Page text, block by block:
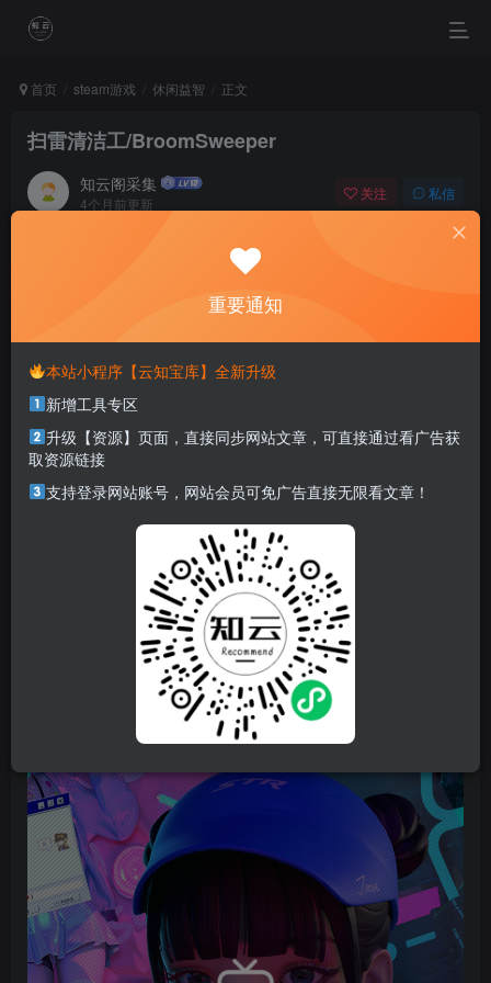
首页 steam游戏 休闲益智 正文
扫雷清洁工/BroomSweeper
知云阁采集
4个月前更新
关注 私信
A good idea without action is worth nothing.
如果没有切实执行，再好的点子也是徒劳
本站部分资源打包为压缩包以方便分享，涉及较多
击解压密码
游戏介绍
《扫雷清洁工（BroomSweeper）》是一款扫雷解谜肉鸽游
戏。在腾塔科技（TentaTeq） 公司逐层闯关，揭开潜藏的邪
恶秘密。利用超过 100 种强力道具组合，击败灰兔怪（Dust
Bunnies），拼尽全力保住你的夜班工作！ 准备好被扫吧！
重要通知
本站小程序【云知宝库】全新升级
新增工具专区
升级【资源】页面，直接同步网站文章，可直接通过看广告获
取资源链接
支持登录网站账号，网站会员可免广告直接无限看文章！